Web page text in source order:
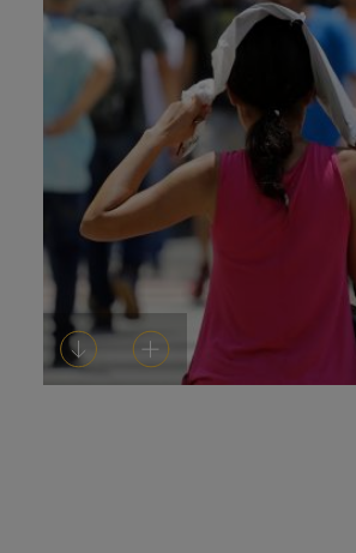
Descarregar-ho Afegeix a la cistella